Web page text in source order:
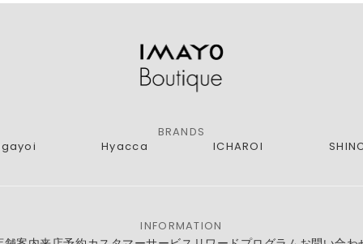
BRANDS
Hyacca ICHAROI
INFORMATION